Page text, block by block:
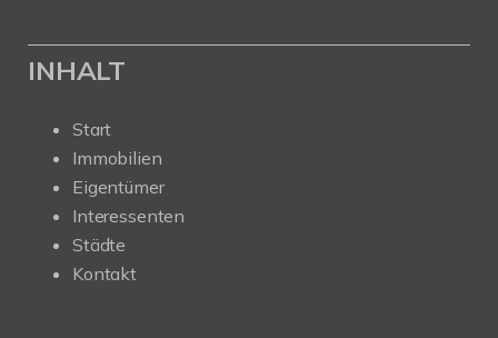
INHALT
Start
Immobilien
Eigentümer
Interessenten
Städte
Kontakt